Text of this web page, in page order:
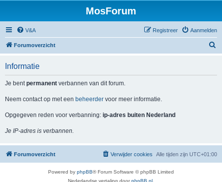
MosForum
V&A Aanmelden
Registreer
Forumoverzicht
Informatie
Je bentpermanent verbannen van dit forum.
Neem contact op met een beheerder voor meer informatie.
Opgegeven reden voor verbanning: ip-adres buiten Nederland
Je IP-adres is verbannen.
Forumoverzicht Alle tijden zijn UTC+01:00
Verwijder cookies
Powered by phpBB® Forum Software © phpBB Limited
Nederlandse vertaling doorphpBB.nl